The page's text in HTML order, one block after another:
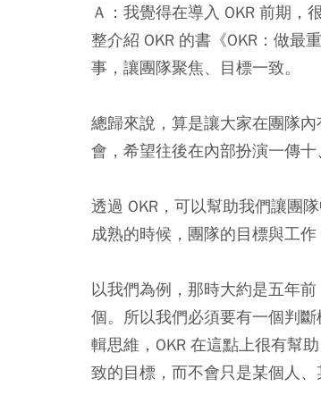
Ａ：我覺得在導入 OKR 前期
整介紹 OKR 的書《OKR：做最
事，讓團隊聚焦、目標一致。
總歸來說，算是讓大家在團隊
會，希望往後在內部扮演一傳十
透過 OKR，可以幫助我們讓團
成熟的時候，團隊的目標與工
以我們為例，那時大約是五年
個。所以我們必須要有一個判
輯思維，OKR 在這點上很有幫
致的目標，而不會只是某個人、